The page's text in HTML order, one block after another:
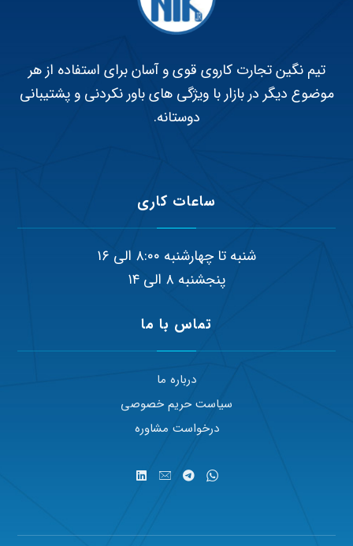
تیم نگین تجارت کاروی قوی و آسان برای استفاده از هر
موضوع دیگر در بازار با ویژگی های باور نکردنی و پشتیبانی
دوستانه.
ساعات کاری
شنبه تا چهارشنبه ۸:۰۰ الی ۱۶
پنجشنبه ۸ الی ۱۴
تماس با ما
درباره ما
سیاست حریم خصوصی
درخواست مشاوره